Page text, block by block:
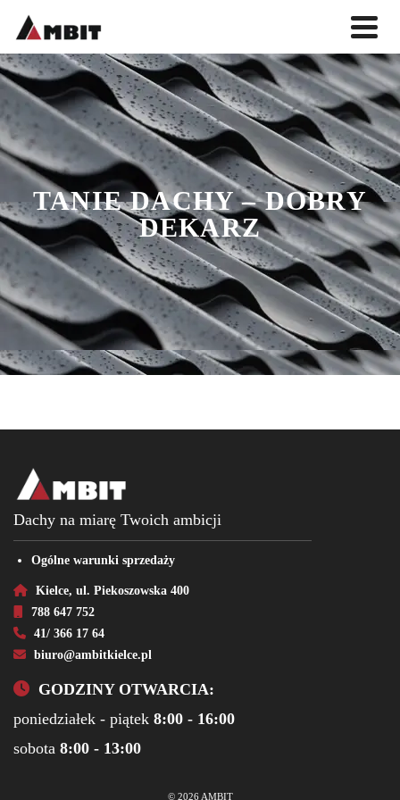
TANIE DACHY – DOBRY
DEKARZ
Dachy na miarę Twoich ambicji
Ogólne warunki sprzedaży
Kielce, ul. Piekoszowska 400
788 647 752
41/ 366 17 64
biuro@ambitkielce.pl
GODZINY OTWARCIA:
poniedziałek - piątek 8:00 - 16:00
sobota 8:00 - 13:00
© 2026 AMBIT